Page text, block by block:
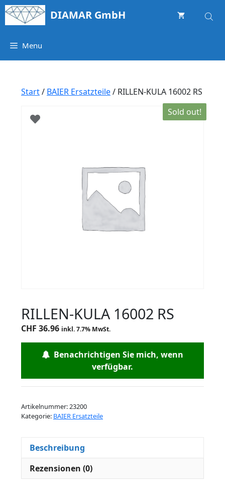
Springe
zum
DIAMAR GmbH
Menu
Start/ BAIER Ersatzteile/ RILLEN-KULA 16002 RS
Sold out!
RILLEN-KULA 16002 RS
CHF 36.96 inkl. 7.7% MwSt.
Benachrichtigen Sie mich, wenn
verfügbar.
Artikelnummer:23200
Kategorie: BAIER Ersatzteile
Beschreibung
Rezensionen (0)